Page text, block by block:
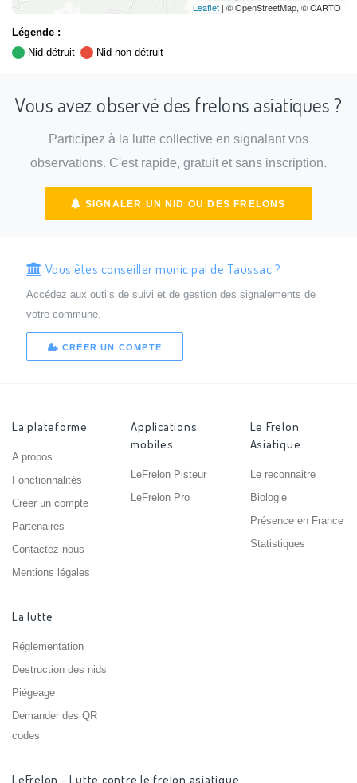
Leaflet | © OpenStreetMap, © CARTO
Légende :
Nid détruit
Nid non détruit
Vous avez observé des frelons asiatiques ?
Participez à la lutte collective en signalant vos
observations. C'est rapide, gratuit et sans inscription.
SIGNALER UN NID OU DES FRELONS
Vous êtes conseiller municipal de Taussac ?
Accédez aux outils de suivi et de gestion des signalements de
votre commune.
CRÉER UN COMPTE
La plateforme
A propos
Fonctionnalités
Créer un compte
Partenaires
Contactez-nous
Mentions légales
Applications
mobiles
LeFrelon Pisteur
LeFrelon Pro
Le Frelon
Asiatique
Le reconnaitre
Biologie
Présence en France
Statistiques
La lutte
Réglementation
Destruction des nids
Piégeage
Demander des QR
codes
LeFrelon - Lutte contre le frelon asiatique